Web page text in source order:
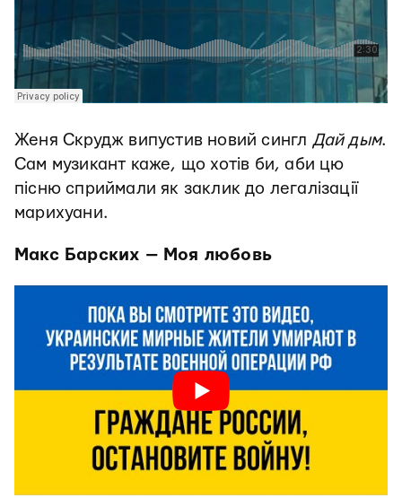
Женя Скрудж випустив новий сингл Дай дым.
Сам музикант каже, що хотів би, аби цю
пісню сприймали як заклик до легалізації
марихуани.
Макс Барских — Моя любовь